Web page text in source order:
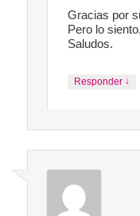
Gracias por
Pero lo
Saludos.
Responder ↓